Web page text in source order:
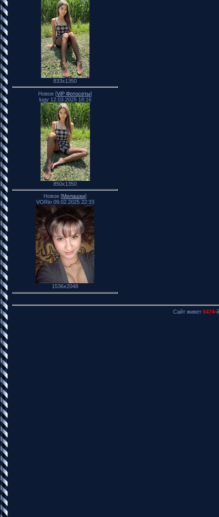
833x1350
Новое [ViP Фотосеты]
lugy 12.03.2025 18:16
850x1350
Новое [Милашки]
VORin 09.02.2025 22:33
1536x2048
Сайт живет 6474-